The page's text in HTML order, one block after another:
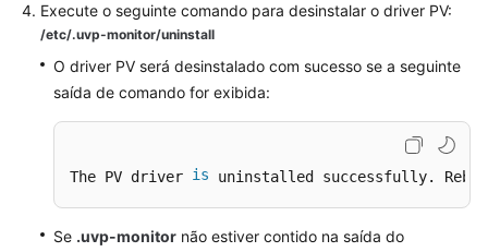
de
uma
imagem
Criando
de
uma
Execute o seguinte comando para desinstalar o driver PV:
/etc/.uvp-monitor/uninstall
O driver PV será desinstalado com sucesso se a seguinte
saída de comando for exibida:
The PV driver is uninstalled successfully.
Se .uvp-monitor não estiver contido na saída do